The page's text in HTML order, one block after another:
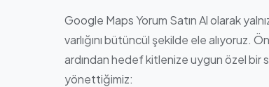
Google Maps Yorum Satın Al olarak
varlığını bütüncül şekilde ele alıyoruz.
ardından hedef kitlenize uygun özel bir
yönettiğimiz: